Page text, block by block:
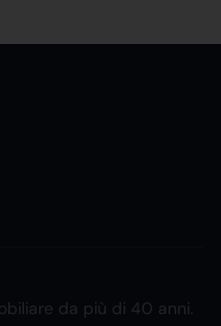
da più di 40 anni.